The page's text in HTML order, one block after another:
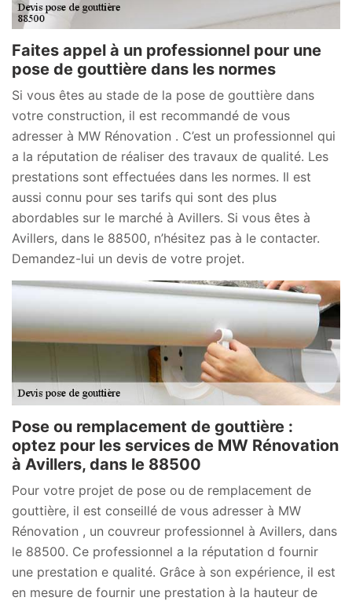
Faites appel à un professionnel pour une
pose de gouttière dans les normes
Si vous êtes au stade de la pose de gouttière dans
votre construction, il est recommandé de vous
adresser à MW Rénovation . C’est un professionnel qui
a la réputation de réaliser des travaux de qualité. Les
prestations sont effectuées dans les normes. Il est
aussi connu pour ses tarifs qui sont des plus
abordables sur le marché à Avillers. Si vous êtes à
Avillers, dans le 88500, n’hésitez pas à le contacter.
Demandez-lui un devis de votre projet.
Pose ou remplacement de gouttière :
optez pour les services de MW Rénovation
à Avillers, dans le 88500
Pour votre projet de pose ou de remplacement de
gouttière, il est conseillé de vous adresser à MW
Rénovation , un couvreur professionnel à Avillers, dans
le 88500. Ce professionnel a la réputation d fournir
une prestation e qualité. Grâce à son expérience, il est
en mesure de fournir une prestation à la hauteur de